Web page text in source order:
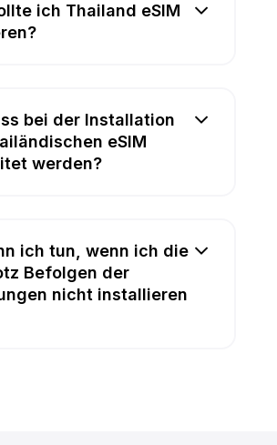
ich Thailand eSIM
bei der Installation
eSIM
werden?
ich tun, wenn ich die
Befolgen der
nicht installieren